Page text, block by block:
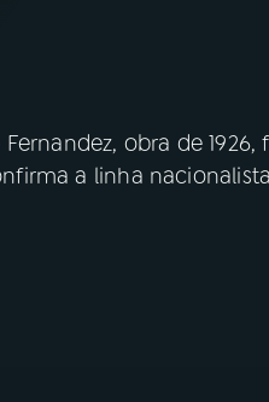
obra de 1926,
a linha